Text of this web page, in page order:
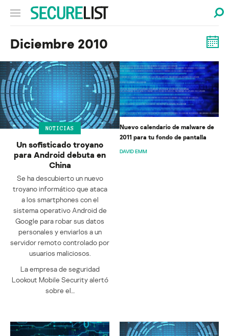
Diciembre 2010
NOTICIAS
Un sofisticado troyano
para Android debuta en
China
Se ha descubierto un nuevo
troyano informático que ataca
a los smartphones con el
sistema operativo Android de
Google para robar sus datos
personales y enviarlos a un
servidor remoto controlado por
usuarios maliciosos.
La empresa de seguridad
Lookout Mobile Security alertó
sobre el…
Nuevo calendario de malware de
2011 para tu fondo de pantalla
DAVID EMM